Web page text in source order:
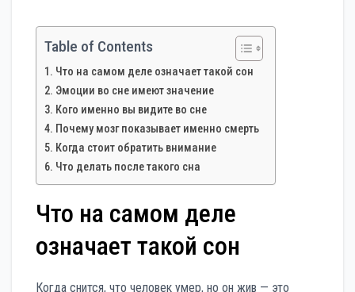
Table of Contents
Что на самом деле означает такой сон
Эмоции во сне имеют значение
Кого именно вы видите во сне
Почему мозг показывает именно смерть
Когда стоит обратить внимание
Что делать после такого сна
Что на самом деле
означает такой сон
Когда снится, что человек умер, но он жив — это